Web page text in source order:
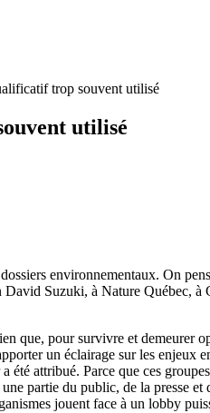
trop souvent utilisé
utilisé
environnementaux. On
Suzuki, à Nature Québec, à
que, pour survivre et demeurer
un éclairage sur les enjeux
attribué. Parce que ces
partie du public, de la presse et
jouent face à un lobby